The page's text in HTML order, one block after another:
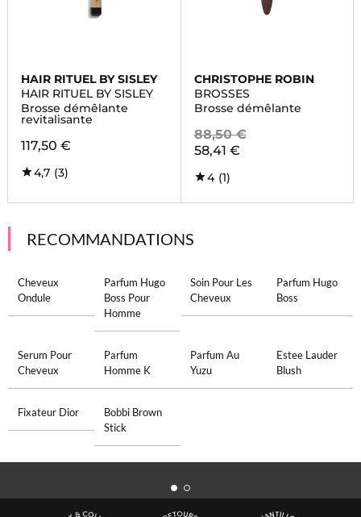
HAIR RITUEL BY SISLEY
HAIR RITUEL BY SISLEY
Brosse démêlante
revitalisante
117,50 €
4,7 (3)
CHRISTOPHE ROBIN
BROSSES
Brosse démêlante
88,50 €
58,41 €
4 (1)
RECOMMANDATIONS
Cheveux
Ondule
Parfum Hugo
Boss Pour
Homme
Soin Pour Les
Cheveux
Parfum Hugo
Boss
Serum Pour
Cheveux
Parfum
Homme K
Parfum Au
Yuzu
Estee Lauder
Blush
Fixateur Dior
Bobbi Brown
Stick